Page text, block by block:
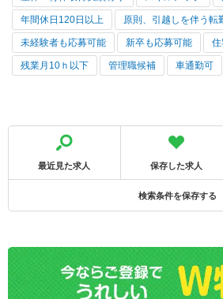
年間休日120日以上 原則、引越しを伴う転
未経験者も応募可能 新卒も応募可能 住
残業月10ｈ以下 管理職候補 車通勤可
最近見た求人 保存した求人
検索条件を保存する